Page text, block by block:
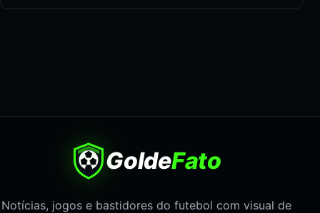
GoldeFato
Notícias, jogos e bastidores do futebol com visual de